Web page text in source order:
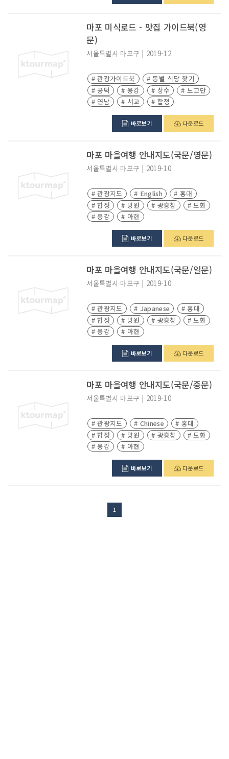
마포 미식로드 - 맛집 가이드북(영
문)
서울특별시 마포구 2019-12
# 관광가이드북
# 동별 식당 찾기
# 공덕
# 용강 # 상수
# 노고단
# 연남
# 서교 # 합정
바로보기 다운로드
마포 마을여행 안내지도(국문/영문)
서울특별시 마포구 2019-10
# 관광지도 # English
# 홍대
# 합정
# 망원 # 광흥창
# 도화
# 용강
# 아현
바로보기 다운로드
마포 마을여행 안내지도(국문/일문)
서울특별시 마포구 2019-10
# 관광지도 # Japanese
# 홍대
# 합정
# 망원 # 광흥창
# 도화
# 용강
# 아현
바로보기 다운로드
마포 마을여행 안내지도(국문/중문)
서울특별시 마포구 2019-10
# 관광지도 # Chinese
# 홍대
# 합정
# 망원 # 광흥창
# 도화
# 용강
# 아현
바로보기 다운로드
1